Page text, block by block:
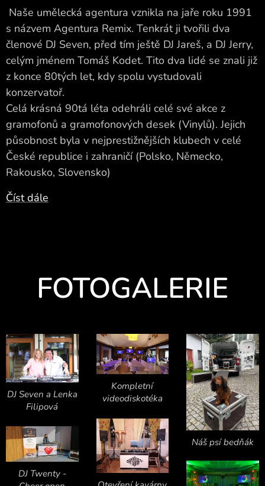
Naše umělecká agentura vznikla na jaře roku 1991
s názvem Agentura Remix. Tenkrát ji tvořili dva
členové DJ Seven, před tím ještě DJ Jareš, a DJ Jerry,
celým jménem Tomáš Kodet. Tito dva lidé se znali již
z konce 80tých let, kdy spolu vystudovali
konzervatoř.
Celá krásná 90tá léta odehráli celé své akce z
gramofonů a gramofonových desek (Vinylů). Jejich
působnost byla v nejprestižnějších klubech v celé
České republice i zahraničí (Polsko, Německo,
Rakousko, Slovensko)
Číst dále
FOTOGALERIE
DJ Seven a Lenka
Filipová
Kompletní
videodiskotéka
Náš psí bedňák
DJ Twenty -